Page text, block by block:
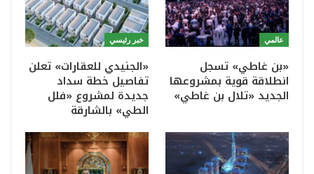
عالمي
«بن غاطي» تسجل
انطلاقة قوية بمشروعها
الجديد «تلال بن غاطي»
خبر رئيسي
«الجنيدي للعقارات» تعلن
تفاصيل خطة سداد
جديدة لمشروع «فلل
الطي» بالشارقة